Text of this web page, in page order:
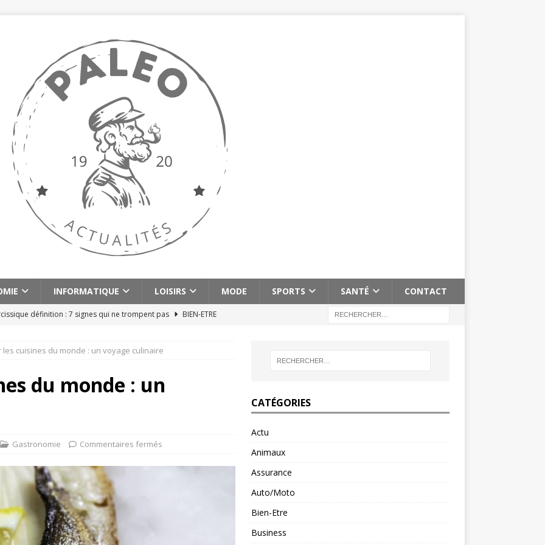
INFORMATIQUE LOISIRS MODE SPORTS SANTÉ CONTACT
définition : 7 signes qui ne trompent pas
BIEN-ETRE
pour voyager en Géorgie : conseils pratiques et astuces
abdos efficaces pour un ventre plat et ferme
voyage en Albanie avec un budget serré : astuces et conseils
les cuisines du monde : un voyage culinaire
du monde : un
Gastronomie Commentaires fermés
CATÉGORIES
Actu
Animaux
Assurance
Auto/Moto
Bien-Etre
Business